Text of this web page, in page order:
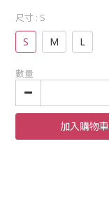
尺寸 : S
S M L
數量
加入購物車